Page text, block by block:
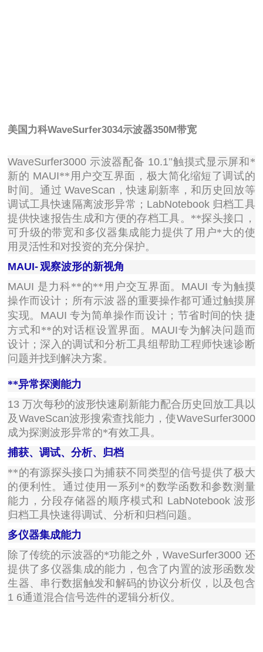
美国力科WaveSurfer3034示波器350M带宽
WaveSurfer3000 示波器配备 10.1"触摸式显示屏和*
新的 MAUI**用户交互界面，极大简化缩短了调试的
时间。通过 WaveScan ，快速刷新率，和历史回放等
调试工具快速隔离波形异常； LabNotebook 归档工具
提供快速报告生成和方便的存档工具。**探头接口，
可升级的带宽和多仪器集成能力提供了用户*大的使
用灵活性和对投资的充分保护。
MAUI-观察波形的新视角
MAUI 是力科**的**用户交互界面。 MAUI 专为触摸
操作而设计；所有示波 器的重要操作都可通过触摸屏
实现。 MAUI 专为简单操作而设计；节省时间的快 捷
方式和**的对话框设置界面。 MAUI专为解决问题而
设计；深入的调试和分析工具组帮助工程师快速诊断
问题并找到解决方案。
**异常探测能力
13 万次每秒的波形快速刷新能力配合历史回放工具以
及 WaveScan波形搜索查找能力，使WaveSurfer3000
成为探测波形异常的*有效工具。
捕获、调试、分析、归档
**的有源探头接口为捕获不同类型的信号提供了极大
的便利性。通过使用一系列*的数学函数和参数测量
能力，分段存储器的顺序模式和 LabNotebook 波形
归档工具快速得调试、分析和归档问题。
多仪器集成能力
除了传统的示波器的*功能之外，WaveSurfer3000 还
提供了多仪器集成的能力，包含了内置的波形函数发
生器、串行数据触发和解码的协议分析仪，以及包含
1 6通道混合信号选件的逻辑分析仪。